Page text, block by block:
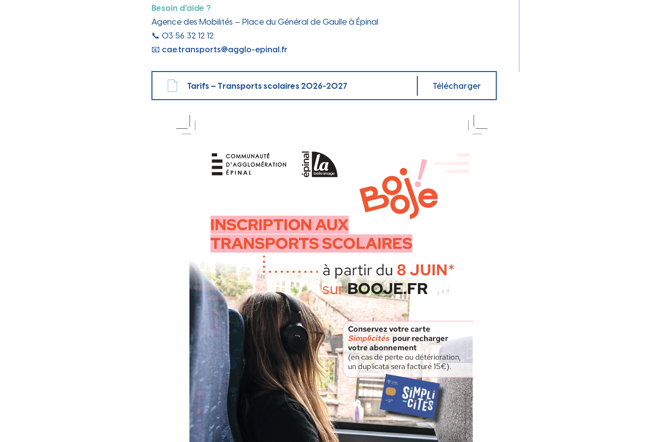
Besoin d’aide ?
Agence des Mobilités – Place du Général de Gaulle à Épinal
📞 03 56 32 12 12
📧 cae.transports@agglo-epinal.fr
Tarifs – Transports scolaires 2026-2027 Télécharger